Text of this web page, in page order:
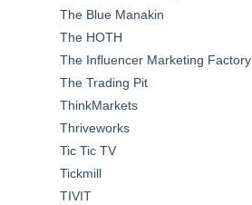
The Blue Manakin
The HOTH
The Influencer Marketing Factory
The Trading Pit
ThinkMarkets
Thriveworks
Tic Tic TV
Tickmill
TIVIT